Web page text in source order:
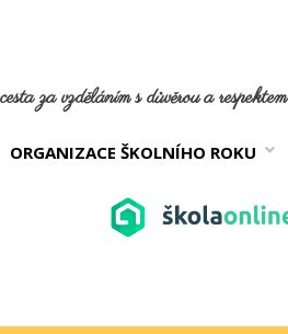
za vzděláním s důvěrou a respektem
ORGANIZACE ŠKOLNÍHO ROKU